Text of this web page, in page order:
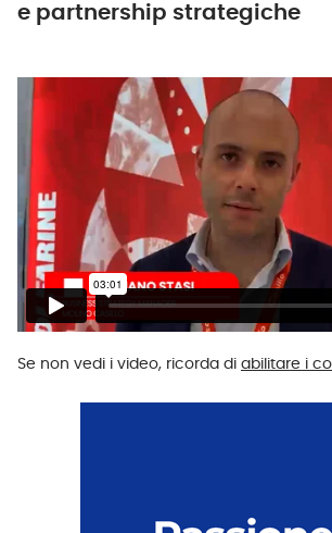
e partnership strategiche
Se non vedi i video, ricorda di abilitare i